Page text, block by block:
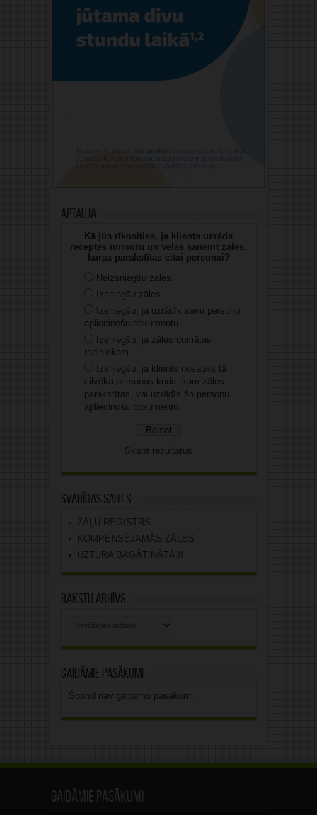
Aptauja
Kā jūs rīkosities, ja klients uzrāda
receptes numuru un vēlas saņemt zāles,
kuras parakstītas citai personai?
Neizsniegšu zāles.
Izsniegšu zāles.
Izsniegšu, ja uzrādīs savu personu
apliecinošu dokumentu.
Izsniegšu, ja zāles domātas
radiniekam.
Izsniegšu, ja klients nosauks tā
cilvēka personas kodu, kam zāles
parakstītas, vai uzrādīs šo personu
apliecinošu dokumentu.
Skatīt rezultātus
Svarīgas saites
ZĀĻU REĢISTRS
KOMPENSĒJAMĀS ZĀLES
UZTURA BAGĀTINĀTĀJI
Rakstu arhīvs
Gaidāmie pasākumi
Šobrīd nav gaidāmo pasākumi.
Gaidāmie pasākumi